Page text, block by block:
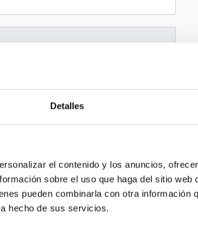
Detalles
el contenido y los anuncios,
sobre el uso que haga del sitio web
pueden combinarla con otra información
hecho de sus servicios.
de la Sal
Cieza
Tresviso Reocín
Colindres